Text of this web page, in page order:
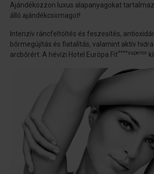
Ajándékozzon luxus alapanyagokat
álló ajándékcsomagot!
Intenzív ráncfeltöltés és feszesítés,
bőrmegújítás és fiatalítás, valamint aktív
arcbőrért. A hévízi Hotel Európa Fit****superior